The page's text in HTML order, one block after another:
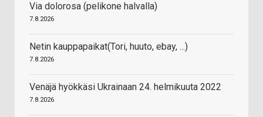
Via dolorosa (pelikone halvalla)
7.8.2026
Netin kauppapaikat(Tori, huuto, ebay, ...)
7.8.2026
Venäjä hyökkäsi Ukrainaan 24. helmikuuta 2022
7.8.2026